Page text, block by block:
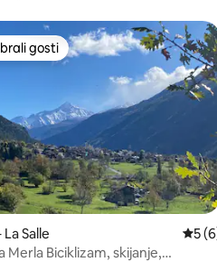
5, recenzija: 69
gosti
gosti
La Salle
5
Merla Biciklizam, skijanje,